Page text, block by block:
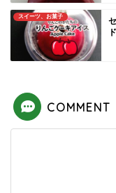
スイーツ、お菓子
COMMENT